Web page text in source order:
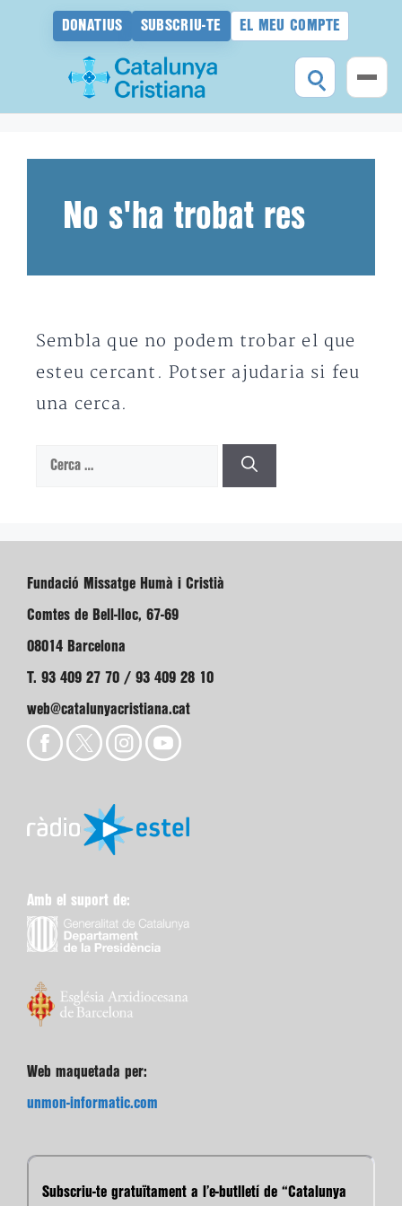
DONATIUS SUBSCRIU-TE EL MEU COMPTE
No s'ha trobat res
Sembla que no podem trobar el que
esteu cercant. Potser ajudaria si feu
una cerca.
Cerca:
Fundació Missatge Humà i Cristià
Comtes de Bell-lloc, 67-69
08014 Barcelona
T. 93 409 27 70 / 93 409 28 10
web@catalunyacristiana.cat
Amb el suport de:
Web maquetada per:
unmon-informatic.com
Subscriu-te gratuïtament a l’e-butlletí de “Catalunya